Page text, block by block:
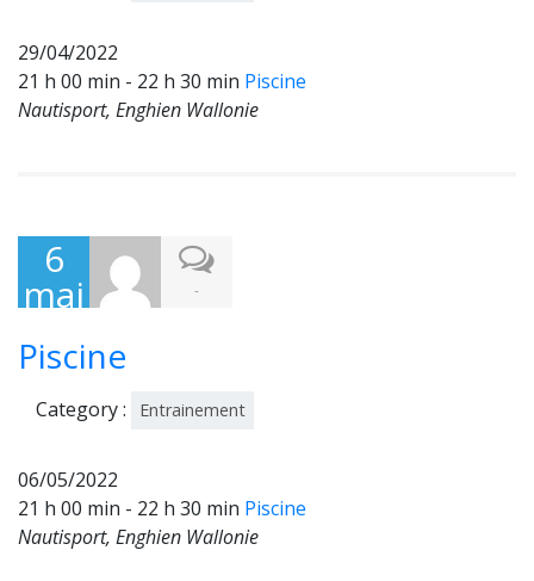
29/04/2022
21 h 00 min - 22 h 30 min Piscine
Nautisport, Enghien Wallonie
6
mai
2
-
Piscine
Category : Entrainement
06/05/2022
21 h 00 min - 22 h 30 min Piscine
Nautisport, Enghien Wallonie